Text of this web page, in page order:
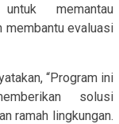
memantau
membantu evaluasi
“Program ini
solusi
ramah lingkungan.